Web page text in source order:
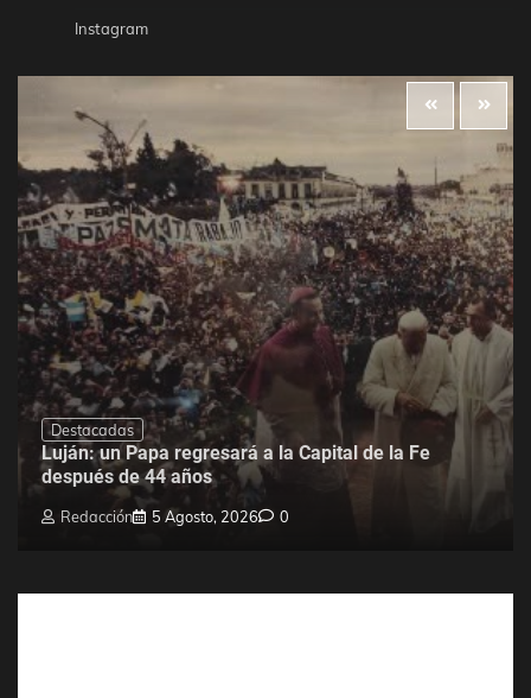
Instagram
Destacadas
Luján: un Papa regresará a la Capital de la Fe
después de 44 años
Redacción 5 Agosto, 2026 0